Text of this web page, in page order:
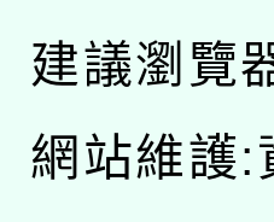
建議瀏覽
網站維護: